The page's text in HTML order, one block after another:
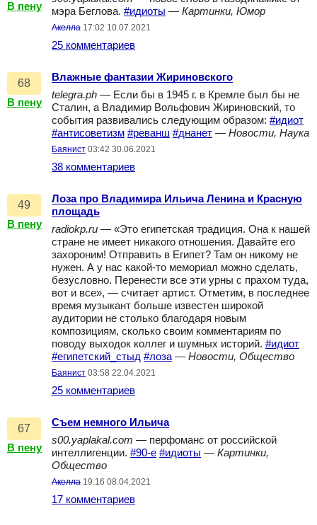
В пену
мэра Беглова. #идиоты — Картинки, Юмор
Акелла 17:02 10.07.2021
25 комментариев
68
В пену
Влажные фантазии Жириновского
telegra.ph — Если бы в 1945 г. в Кремле был бы не
Сталин, а Владимир Вольфович Жириновский, то
события развивались следующим образом: #идиот
#антисоветизм #реванш #днанет — Новости, Наука
Баянист 03:42 30.06.2021
38 комментариев
49
В пену
Лоза про Владимира Ильича Ленина и Красную
площадь
radiokp.ru — «Это египетская традиция. Она к нашей
стране не имеет никакого отношения. Давайте его
захороним! Отправить в Египет? Там он никому не
нужен. А у нас какой-то мемориал можно сделать,
безусловно. Перенести все эти урны с прахом туда,
вот и все», — считает артист. Отметим, в последнее
время музыкант больше известен широкой
аудитории не столько благодаря новым
композициям, сколько своим комментариям по
поводу выходок коллег и шумных историй. #идиот
#египетский_стыд #лоза — Новости, Общество
Баянист 03:58 22.04.2021
25 комментариев
67
В пену
Съем немного Ильича
s00.yaplakal.com — перфоманс от российской
интеллигенции. #90-е #идиоты — Картинки,
Общество
Акелла 19:16 08.04.2021
17 комментариев